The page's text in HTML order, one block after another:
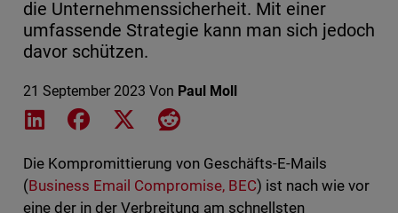
die Unternehmenssicherheit. Mit einer
umfassende Strategie kann man sich jedoch
davor schützen.
21 September 2023 Von Paul Moll
Share on LinkedIn
Share on Facebook
Share on XShare on Reddit
Die Kompromittierung von Geschäfts-E-Mails
(Business Email Compromise, BEC) ist nach wie vor
eine der in der Verbreitung am schnellsten